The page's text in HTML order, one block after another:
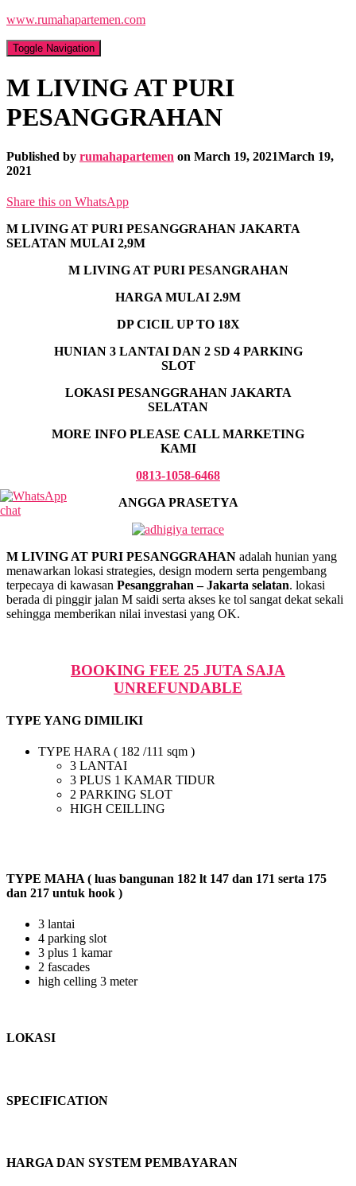
www.rumahapartemen.com
Toggle Navigation
M LIVING AT PURI
PESANGGRAHAN
Published by rumahapartemen on March 19, 2021March 19,
2021
Share this on WhatsApp
M LIVING AT PURI PESANGGRAHAN JAKARTA
SELATAN MULAI 2,9M
M LIVING AT PURI PESANGRAHAN
HARGA MULAI 2.9M
DP CICIL UP TO 18X
HUNIAN 3 LANTAI DAN 2 SD 4 PARKING
SLOT
LOKASI PESANGGRAHAN JAKARTA
SELATAN
MORE INFO PLEASE CALL MARKETING
KAMI
0813-1058-6468
ANGGA PRASETYA
M LIVING AT PURI PESANGGRAHAN adalah hunian yang
menawarkan lokasi strategies, design modern serta pengembang
terpecaya di kawasan Pesanggrahan – Jakarta selatan. lokasi
berada di pinggir jalan M saidi serta akses ke tol sangat dekat sekali
sehingga memberikan nilai investasi yang OK.
BOOKING FEE 25 JUTA SAJA
UNREFUNDABLE
TYPE YANG DIMILIKI
TYPE HARA ( 182 /111 sqm )
3 LANTAI
3 PLUS 1 KAMAR TIDUR
2 PARKING SLOT
HIGH CEILLING
TYPE MAHA ( luas bangunan 182 lt 147 dan 171 serta 175
dan 217 untuk hook )
3 lantai
4 parking slot
3 plus 1 kamar
2 fascades
high celling 3 meter
LOKASI
SPECIFICATION
HARGA DAN SYSTEM PEMBAYARAN